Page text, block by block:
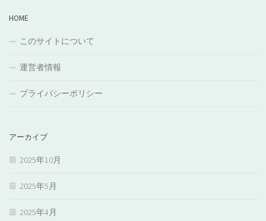
HOME
このサイトについて
運営者情報
プライバシーポリシー
アーカイブ
2025年10月
2025年5月
2025年4月